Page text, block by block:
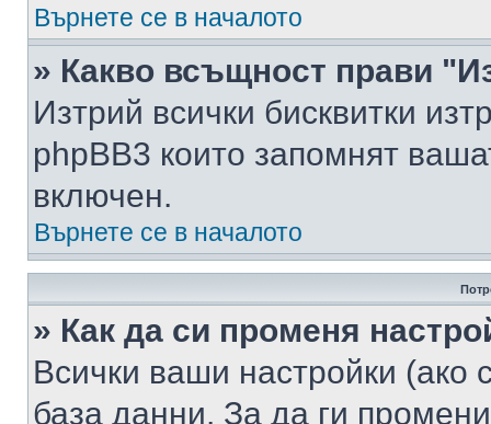
Върнете се в началото
» Какво всъщност прави
Изтрий всички бисквитки
phpBB3 които запомнят
включен.
Върнете се в началото
» Как да си променя
Всички ваши настройки (ако
база данни. За да ги